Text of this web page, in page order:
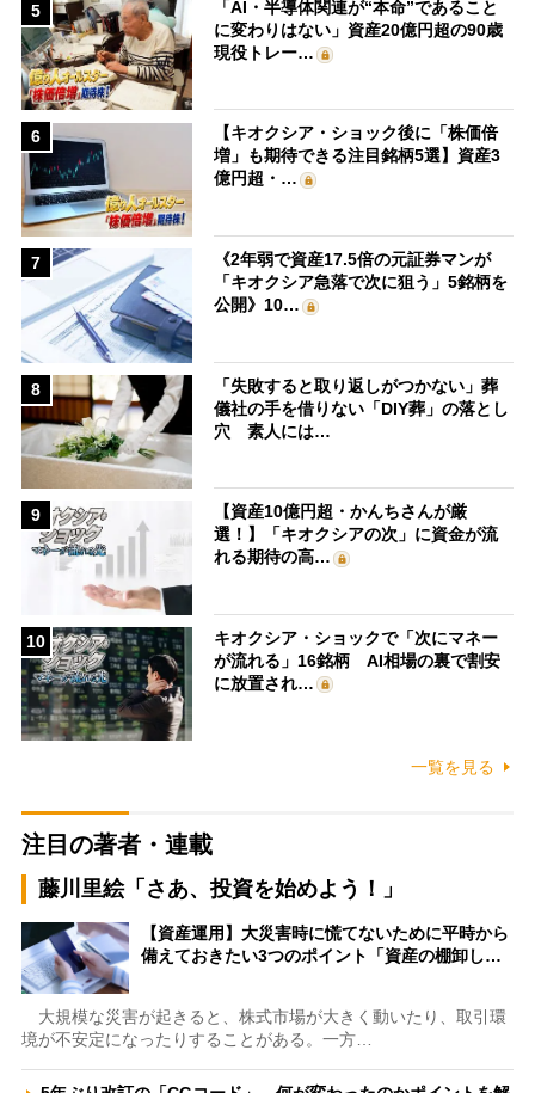
5
「AI・半導体関連が“本命”であること
に変わりはない」資産20億円超の90歳
現役トレー…
6
【キオクシア・ショック後に「株価倍
増」も期待できる注目銘柄5選】資産3
億円超・…
7
《2年弱で資産17.5倍の元証券マンが
「キオクシア急落で次に狙う」5銘柄を
公開》10…
8
「失敗すると取り返しがつかない」葬
儀社の手を借りない「DIY葬」の落とし
穴 素人には…
9
【資産10億円超・かんちさんが厳
選！】「キオクシアの次」に資金が流
れる期待の高…
10
キオクシア・ショックで「次にマネー
が流れる」16銘柄 AI相場の裏で割安
に放置され…
一覧を見る
注目の著者・連載
藤川里絵「さあ、投資を始めよう！」
【資産運用】大災害時に慌てないために平時から
備えておきたい3つのポイント「資産の棚卸し…
大規模な災害が起きると、株式市場が大きく動いたり、取引環
境が不安定になったりすることがある。一方…